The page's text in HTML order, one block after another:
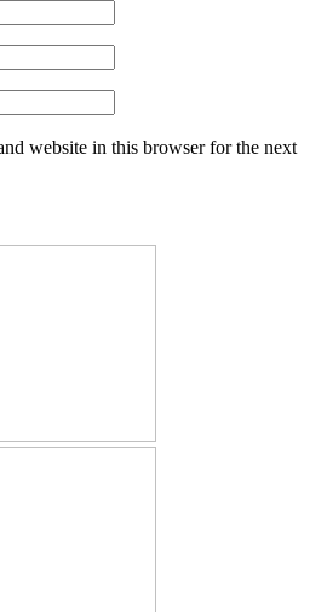
website in this browser for the next